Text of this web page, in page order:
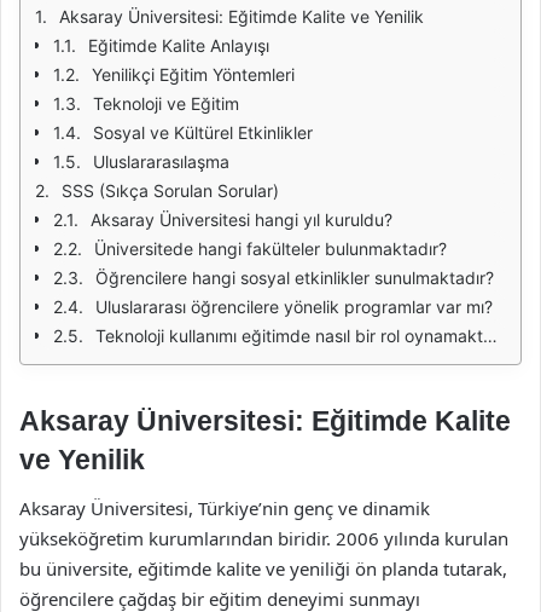
Aksaray Üniversitesi: Eğitimde Kalite ve Yenilik
Eğitimde Kalite Anlayışı
Yenilikçi Eğitim Yöntemleri
Teknoloji ve Eğitim
Sosyal ve Kültürel Etkinlikler
Uluslararasılaşma
SSS (Sıkça Sorulan Sorular)
Aksaray Üniversitesi hangi yıl kuruldu?
Üniversitede hangi fakülteler bulunmaktadır?
Öğrencilere hangi sosyal etkinlikler sunulmaktadır?
Uluslararası öğrencilere yönelik programlar var mı?
Teknoloji kullanımı eğitimde nasıl bir rol oynamaktadır?
Aksaray Üniversitesi: Eğitimde Kalite
ve Yenilik
Aksaray Üniversitesi, Türkiye’nin genç ve dinamik
yükseköğretim kurumlarından biridir. 2006 yılında kurulan
bu üniversite, eğitimde kalite ve yeniliği ön planda tutarak,
öğrencilere çağdaş bir eğitim deneyimi sunmayı